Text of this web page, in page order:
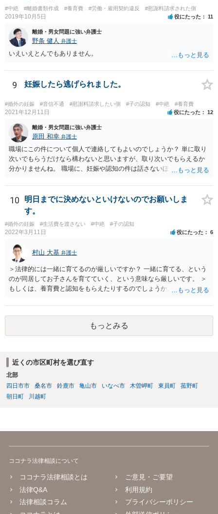
#中絶 #離婚書類作成 #養育費 #労働・雇用契約違反 #慰謝料請求された側
2019年10月5日 役にたった 11
離婚・男女問題に強い弁護士
野条 健人 弁護士
いえいえとんでもありません。
9 妊娠したら逃げられました。
#婚外の妊娠 #音信不通 #慰謝料請求したい側 #子の認知 #中絶 #養育費
2021年12月11日 役にたった 12
離婚・男女問題に強い弁護士
原田 和幸 弁護士
職場にこの件について個人で連絡してもよいのでしょうか？ 単に取り
次いでもらうだけなら構わないと思いますが、取り次いでもらえるか
分かりませんね。 職場に、妊娠や認知の件は話さないほうがよいと思
難しいと思われれば、弁護士に入ってもらうことも検討されてくださ
い。 一度、お近くの弁護士に相談されてみてもよいと思います。
10
明日までに決めないといけないのでお願いしま
す。
#婚外の妊娠 #生活費を渡さない #中絶 #子の認知
2022年3月11日 役にたった 6
村山 大基 弁護士
＞法律的には一緒に育てるのが厳しいですか？ 一緒に育てる、という
のが同居してお子さんを育てていく、という意味なら厳しいです。 ＞
もしくは、養育費と認知をもらえたりするのでしょうか、 相手が認知
す。 また、認知されたことを前提に、父親として子を養う義務があり
ますので、 養育費を請求できます。 ただ、極端な話相手に収入がなか
ったり、行方不明だったりすると、実際上の回収が難しい可能性はあ
ります。
もっとみる
近くの市区町村を選び直す
北部
四日市市
桑名市 鈴鹿市 亀山市 いなべ市 木曽岬町 東員町
菰野町
朝日町
川越町
ココナラ法律相談について
ココナラ法律相談とは
法律Q&A
法律相談コラム
ご意見・ご要望
利用規約
プライバシーポリシー